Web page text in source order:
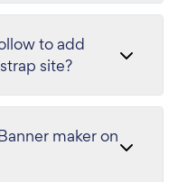
to add
site?
maker on